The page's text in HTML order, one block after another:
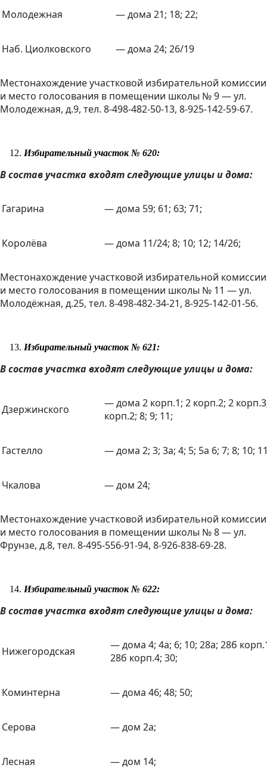
Молодежная — дома 21; 18; 22;
Наб. Циолковского — дома 24; 26/19
Местонахождение участковой избирательной комиссии
и место голосования в помещении школы № 9 — ул.
Молодежная, д.9, тел. 8-498-482-50-13, 8-925-142-59-67.
Избирательный участок № 620:
В состав участка входят следующие улицы и дома:
Гагарина — дома 59; 61; 63; 71;
Королёва — дома 11/24; 8; 10; 12; 14/26;
Местонахождение участковой избирательной комиссии
и место голосования в помещении школы № 11 — ул.
Молодёжная, д.25, тел. 8-498-482-34-21, 8-925-142-01-56.
Избирательный участок № 621:
В состав участка входят следующие улицы и дома:
Дзержинского
— дома 2 корп.1; 2 корп.2; 2
корп.2; 8; 9; 11;
Гастелло — дома 2; 3; 3а; 4; 5; 5а 6; 7; 8; 10;
Чкалова — дом 24;
Местонахождение участковой избирательной комиссии
и место голосования в помещении школы № 8 — ул.
Фрунзе, д.8, тел. 8-495-556-91-94, 8-926-838-69-28.
Избирательный участок № 622:
В состав участка входят следующие улицы и дома:
Нижегородская
— дома 4; 4а; 6; 10; 28а; 28б
28б корп.4; 30;
Коминтерна — дома 46; 48; 50;
Серова — дом 2а;
Лесная — дом 14;